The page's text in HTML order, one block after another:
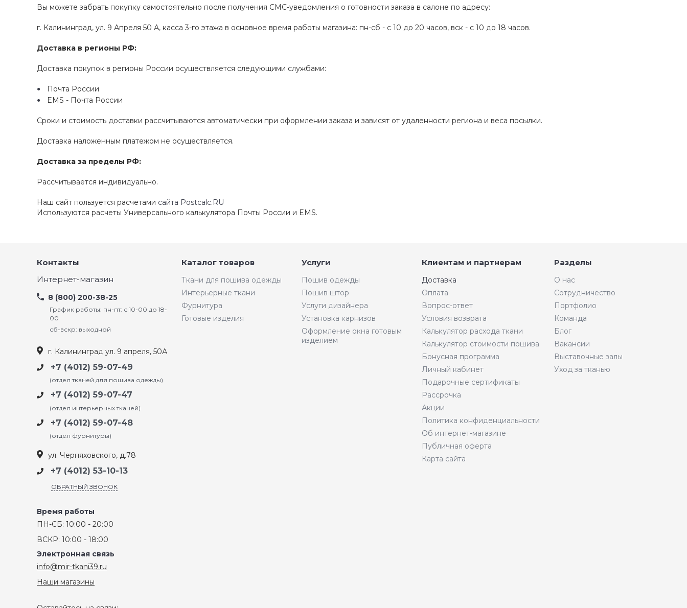
Вы можете забрать покупку самостоятельно после получения СМС-уведомления о готовности заказа в салоне по адресу:
г. Калининград, ул. 9 Апреля 50 А, касса 3-го этажа в основное время работы магазина: пн-сб - с 10 до 20 часов, вск - с 10 до 18 часов.
Доставка в регионы РФ:
Доставка покупок в регионы России осуществляется следующими службами:
Почта России
EMS - Почта России
Сроки и стоимость доставки рассчитываются автоматически при оформлении заказа и зависят от удаленности региона и веса посылки.
Доставка наложенным платежом не осуществляется.
Доставка за пределы РФ:
Рассчитывается индивидуально.
Наш сайт пользуется расчетами сайта Postcalc.RU
Используются расчеты Универсального калькулятора Почты России и EMS.
Контакты
Интернет-магазин
8 (800) 200-38-25
График работы: пн-пт: с 10-00 до 18-
00
сб-вскр: выходной
г. Калининград ул. 9 апреля, 50А
+7 (4012) 59-07-49
(отдел тканей для пошива одежды)
+7 (4012) 59-07-47
(отдел интерьерных тканей)
+7 (4012) 59-07-48
(отдел фурнитуры)
ул. Черняховского, д.78
+7 (4012) 53-10-13
ОБРАТНЫЙ ЗВОНОК
Время работы
ПН-СБ: 10:00 - 20:00
ВСКР: 10:00 - 18:00
Электронная связь
info@mir-tkani39.ru
Наши магазины
Каталог товаров
Ткани для пошива одежды
Интерьерные ткани
Фурнитура
Готовые изделия
Услуги
Пошив одежды
Пошив штор
Услуги дизайнера
Установка карнизов
Оформление окна готовым
изделием
Клиентам и партнерам
Доставка
Оплата
Вопрос-ответ
Условия возврата
Калькулятор расхода ткани
Калькулятор стоимости пошива
Бонусная программа
Личный кабинет
Подарочные сертификаты
Рассрочка
Акции
Политика конфиденциальности
Об интернет-магазине
Публичная оферта
Карта сайта
Разделы
О нас
Сотрудничество
Портфолио
Команда
Блог
Вакансии
Выставочные залы
Уход за тканью